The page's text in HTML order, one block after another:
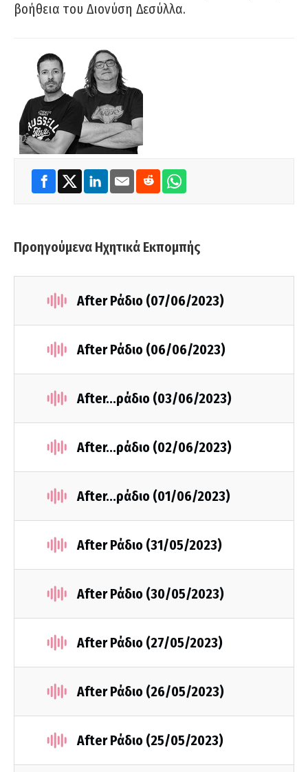
βοήθεια του Διονύση Δεσύλλα.
Προηγούμενα Ηχητικά Εκπομπής
After Ράδιο (07/06/2023)
After Ράδιο (06/06/2023)
After...ράδιο (03/06/2023)
After...ράδιο (02/06/2023)
After...ράδιο (01/06/2023)
After Ράδιο (31/05/2023)
After Ράδιο (30/05/2023)
After Ράδιο (27/05/2023)
After Ράδιο (26/05/2023)
After Ράδιο (25/05/2023)